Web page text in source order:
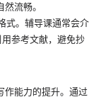
流畅。
式。辅导课通常会介
参考文献，避免抄
作能力的提升。通过